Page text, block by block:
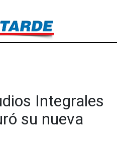
Integrales
su nueva